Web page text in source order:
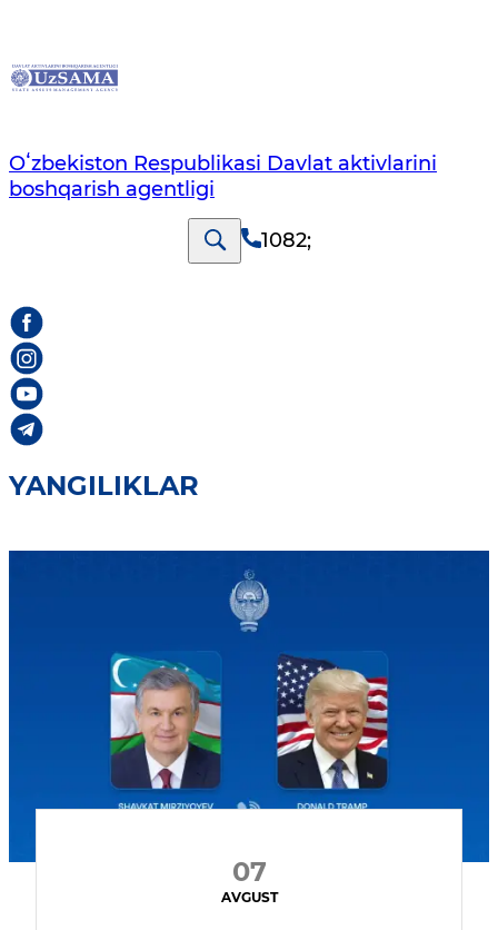
Oʻzbekiston Respublikasi Davlat aktivlarini
boshqarish agentligi
1082;
YANGILIKLAR
07
AVGUST